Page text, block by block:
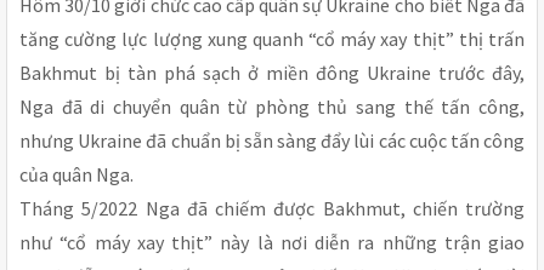
tăng cường lực lượng xung quanh “cổ máy xay thịt” thị trấn
Bakhmut bị tàn phá sạch ở miền đông Ukraine trước đây,
Nga đã di chuyển quân từ phòng thủ sang thế tấn công,
nhưng Ukraine đã chuẩn bị sẵn sàng đẩy lùi các cuộc tấn công
của quân Nga.
Tháng 5/2022 Nga đã chiếm được Bakhmut, chiến trường
như “cổ máy xay thịt” này là nơi diễn ra những trận giao